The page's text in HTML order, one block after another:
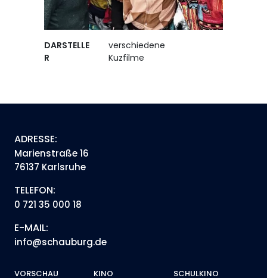
DARSTELLE
R
verschiedene
Kuzfilme
ADRESSE:
Marienstraße 16
76137 Karlsruhe
TELEFON:
0 721 35 000 18
E-MAIL:
info@schauburg.de
VORSCHAU KINO SCHULKINO